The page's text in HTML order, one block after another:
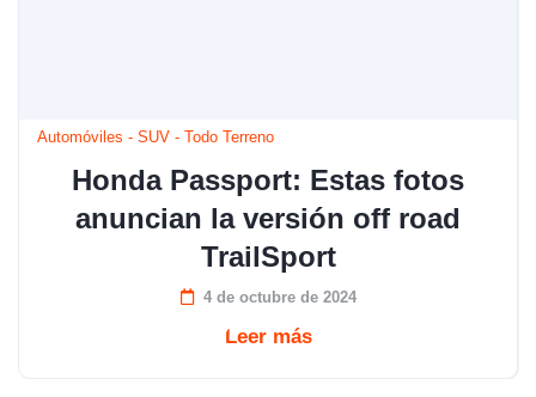
Automóviles - SUV - Todo Terreno
Honda Passport: Estas fotos
anuncian la versión off road
TrailSport
4 de octubre de 2024
Leer más